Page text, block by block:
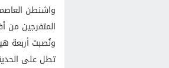
المتفرجين من
ونُصبت أربعة
تطل على